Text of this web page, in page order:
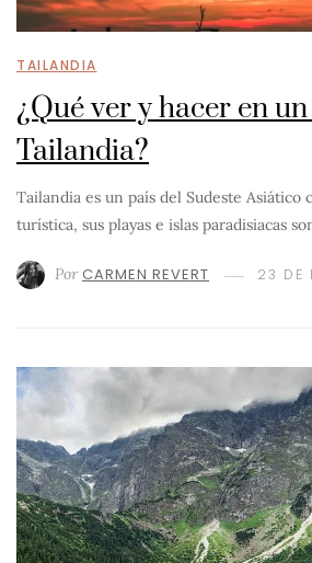
TAILANDIA
¿Qué ver y hacer en
Tailandia?
Tailandia es un país del Sudeste
turística, sus playas e islas paradisiacas
Por CARMEN REVERT 23 DE